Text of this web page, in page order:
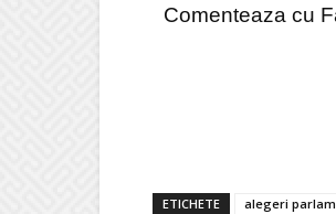
Comenteaza cu
ETICHETE alegeri